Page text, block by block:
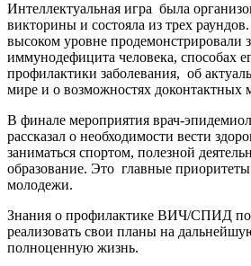
Интеллектуальная игра была
викторины и состояла из трех
высоком уровне продемонстрировали
иммунодефицита человека, способах
профилактики заболевания, об
мире и о возможностях доконтактных
В финале мероприятия врач-
рассказал о необходимости вести
заниматься спортом, полезной
образование. Это главные
молодежи.
Знания о профилактике ВИЧ/СПИД
реализовать свои планы на
полноценную жизнь.